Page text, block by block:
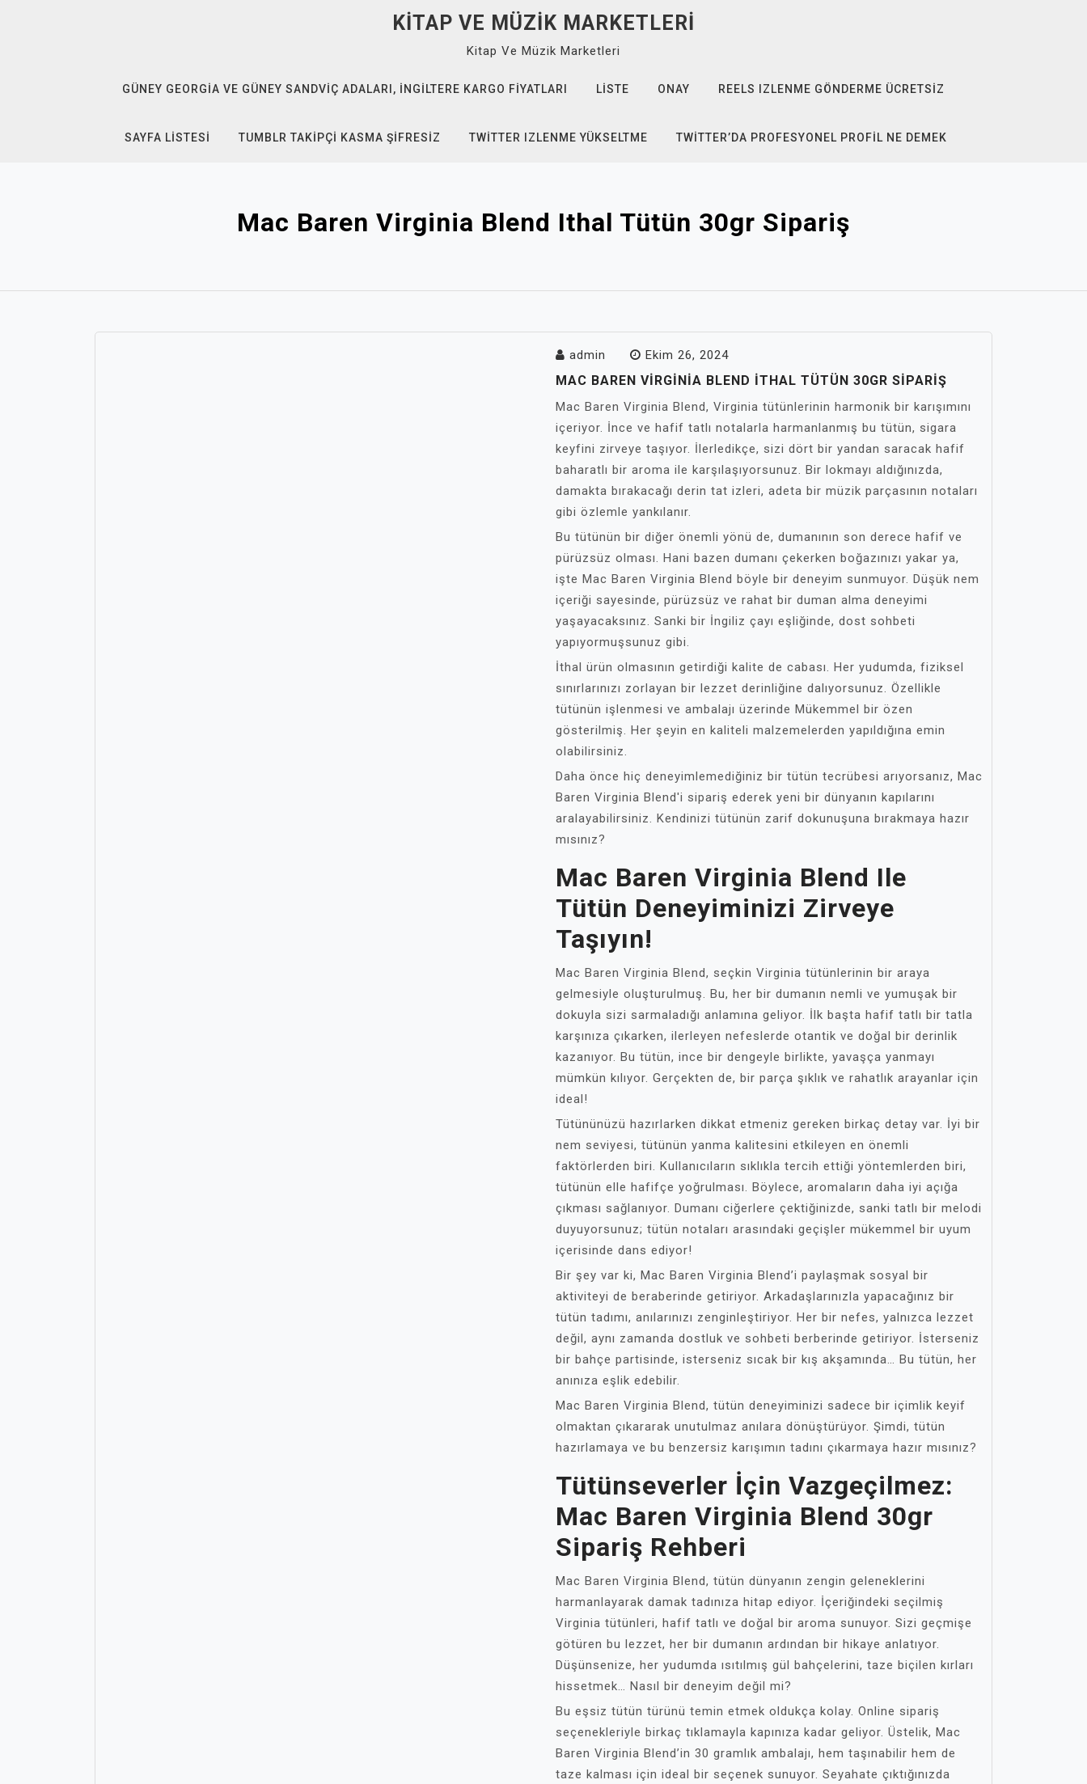
KITAP VE MÜZIK MARKETLERI
Kitap Ve Müzik Marketleri
GÜNEY GEORGIA VE GÜNEY SANDVIÇ ADALARI, İNGILTERE KARGO FIYATLARI LISTE ONAY REELS IZLENME GÖNDERME ÜCRETSIZ
SAYFA LISTESI TUMBLR TAKIPÇI KASMA ŞIFRESIZ TWITTER IZLENME YÜKSELTME TWITTER’DA PROFESYONEL PROFIL NE DEMEK
Mac Baren Virginia Blend Ithal Tütün 30gr Sipariş
admin Ekim 26, 2024
MAC BAREN VIRGINIA BLEND ITHAL TÜTÜN 30GR SIPARIŞ
Mac Baren Virginia Blend, Virginia tütünlerinin harmonik bir karışımını
içeriyor. İnce ve hafif tatlı notalarla harmanlanmış bu tütün, sigara
keyfini zirveye taşıyor. İlerledikçe, sizi dört bir yandan saracak hafif
baharatlı bir aroma ile karşılaşıyorsunuz. Bir lokmayı aldığınızda,
damakta bırakacağı derin tat izleri, adeta bir müzik parçasının notaları
gibi özlemle yankılanır.
Bu tütünün bir diğer önemli yönü de, dumanının son derece hafif ve
pürüzsüz olması. Hani bazen dumanı çekerken boğazınızı yakar ya,
işte Mac Baren Virginia Blend böyle bir deneyim sunmuyor. Düşük nem
içeriği sayesinde, pürüzsüz ve rahat bir duman alma deneyimi
yaşayacaksınız. Sanki bir İngiliz çayı eşliğinde, dost sohbeti
yapıyormuşsunuz gibi.
İthal ürün olmasının getirdiği kalite de cabası. Her yudumda, fiziksel
sınırlarınızı zorlayan bir lezzet derinliğine dalıyorsunuz. Özellikle
tütünün işlenmesi ve ambalajı üzerinde Mükemmel bir özen
gösterilmiş. Her şeyin en kaliteli malzemelerden yapıldığına emin
olabilirsiniz.
Daha önce hiç deneyimlemediğiniz bir tütün tecrübesi arıyorsanız, Mac
Baren Virginia Blend'i sipariş ederek yeni bir dünyanın kapılarını
aralayabilirsiniz. Kendinizi tütünün zarif dokunuşuna bırakmaya hazır
mısınız?
Mac Baren Virginia Blend Ile
Tütün Deneyiminizi Zirveye
Taşıyın!
Mac Baren Virginia Blend, seçkin Virginia tütünlerinin bir araya
gelmesiyle oluşturulmuş. Bu, her bir dumanın nemli ve yumuşak bir
dokuyla sizi sarmaladığı anlamına geliyor. İlk başta hafif tatlı bir tatla
karşınıza çıkarken, ilerleyen nefeslerde otantik ve doğal bir derinlik
kazanıyor. Bu tütün, ince bir dengeyle birlikte, yavaşça yanmayı
mümkün kılıyor. Gerçekten de, bir parça şıklık ve rahatlık arayanlar için
ideal!
Tütününüzü hazırlarken dikkat etmeniz gereken birkaç detay var. İyi bir
nem seviyesi, tütünün yanma kalitesini etkileyen en önemli
faktörlerden biri. Kullanıcıların sıklıkla tercih ettiği yöntemlerden biri,
tütünün elle hafifçe yoğrulması. Böylece, aromaların daha iyi açığa
çıkması sağlanıyor. Dumanı ciğerlere çektiğinizde, sanki tatlı bir melodi
duyuyorsunuz; tütün notaları arasındaki geçişler mükemmel bir uyum
içerisinde dans ediyor!
Bir şey var ki, Mac Baren Virginia Blend’i paylaşmak sosyal bir
aktiviteyi de beraberinde getiriyor. Arkadaşlarınızla yapacağınız bir
tütün tadımı, anılarınızı zenginleştiriyor. Her bir nefes, yalnızca lezzet
değil, aynı zamanda dostluk ve sohbeti berberinde getiriyor. İsterseniz
bir bahçe partisinde, isterseniz sıcak bir kış akşamında… Bu tütün, her
anınıza eşlik edebilir.
Mac Baren Virginia Blend, tütün deneyiminizi sadece bir içimlik keyif
olmaktan çıkararak unutulmaz anılara dönüştürüyor. Şimdi, tütün
hazırlamaya ve bu benzersiz karışımın tadını çıkarmaya hazır mısınız?
Tütünseverler İçin Vazgeçilmez:
Mac Baren Virginia Blend 30gr
Sipariş Rehberi
Mac Baren Virginia Blend, tütün dünyanın zengin geleneklerini
harmanlayarak damak tadınıza hitap ediyor. İçeriğindeki seçilmiş
Virginia tütünleri, hafif tatlı ve doğal bir aroma sunuyor. Sizi geçmişe
götüren bu lezzet, her bir dumanın ardından bir hikaye anlatıyor.
Düşünsenize, her yudumda ısıtılmış gül bahçelerini, taze biçilen kırları
hissetmek… Nasıl bir deneyim değil mi?
Bu eşsiz tütün türünü temin etmek oldukça kolay. Online sipariş
seçenekleriyle birkaç tıklamayla kapınıza kadar geliyor. Üstelik, Mac
Baren Virginia Blend’in 30 gramlık ambalajı, hem taşınabilir hem de
taze kalması için ideal bir seçenek sunuyor. Seyahate çıktığınızda